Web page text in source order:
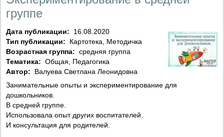
группе
Дата публикации:
16.08.2020
Тип публикации:
Картотека, Методичка
Возрастная группа: средняя группа
Тематика: Общая, Педагогика
Автор:
Валуева Светлана Леонидовна
Занимательные опыты и экспериментирование для
дошкольников.
В средней группе.
Использовала опыт других воспитателей.
И консультация для родителей.